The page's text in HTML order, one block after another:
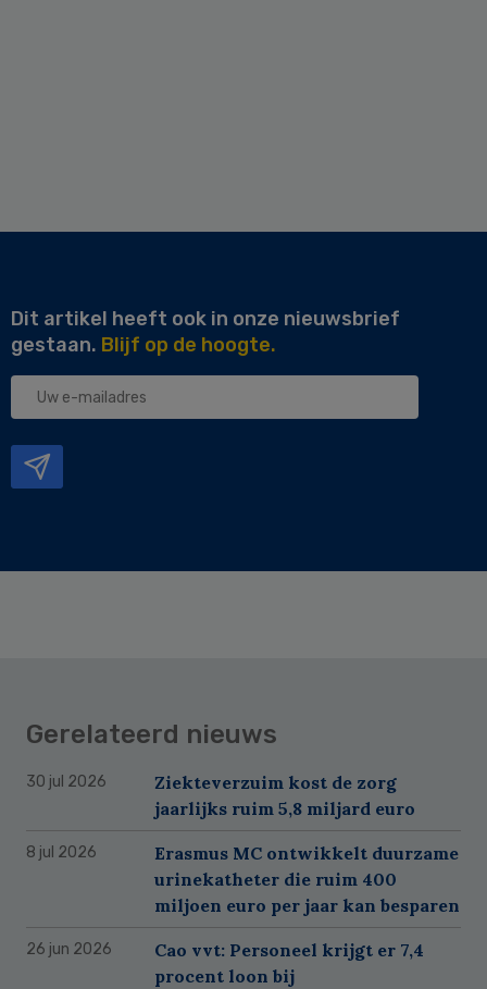
Dit artikel heeft ook in onze nieuwsbrief
gestaan. Blijf op de hoogte.
Uw
Gerelateerd nieuws
30 jul 2026
Ziekteverzuim kost de zorg
jaarlijks ruim 5,8 miljard euro
8 jul 2026
Erasmus MC ontwikkelt duurzame
urinekatheter die ruim 400
miljoen euro per jaar kan besparen
26 jun 2026
Cao vvt: Personeel krijgt er 7,4
procent loon bij